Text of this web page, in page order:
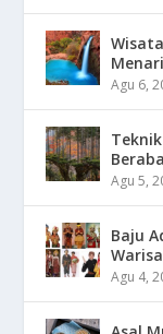
Agu 6,
Agu 5,
Baju
Agu 4,